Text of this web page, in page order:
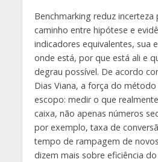
Benchmarking reduz
caminho entre hipótese e
indicadores equivalentes, sua
onde está, por que está ali e
degrau possível. De acordo
Dias Viana, a força do
escopo: medir o que
caixa, não apenas números
por exemplo, taxa de
tempo de rampagem de
dizem mais sobre eficiência